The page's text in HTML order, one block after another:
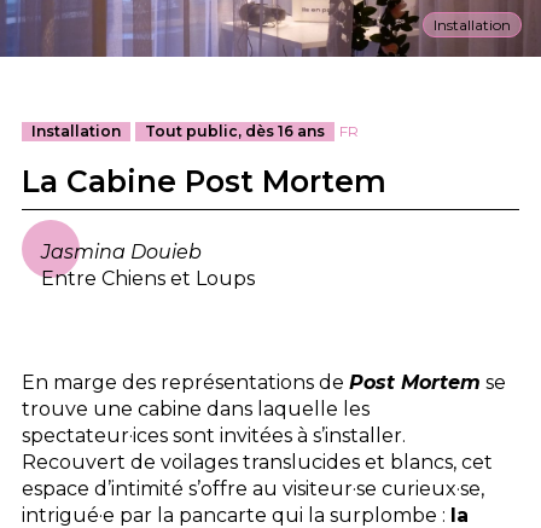
Installation
Installation Tout public, dès 16 ans FR
La Cabine Post Mortem
Jasmina Douieb
Entre Chiens et Loups
En marge des représentations de Post Mortem se
trouve une cabine dans laquelle les
spectateur·ices sont invitées à s’installer.
Recouvert de voilages translucides et blancs, cet
espace d’intimité s’offre au visiteur·se curieux·se,
intrigué·e par la pancarte qui la surplombe : la